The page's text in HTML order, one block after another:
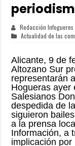
Redacción Infogueres
Actualidad de las
Alicante, 9 de
Altozano Sur
representarán
Hogueras ayer
Salesianos
despedida de
siguieron
a la prensa
Información, a
implicación